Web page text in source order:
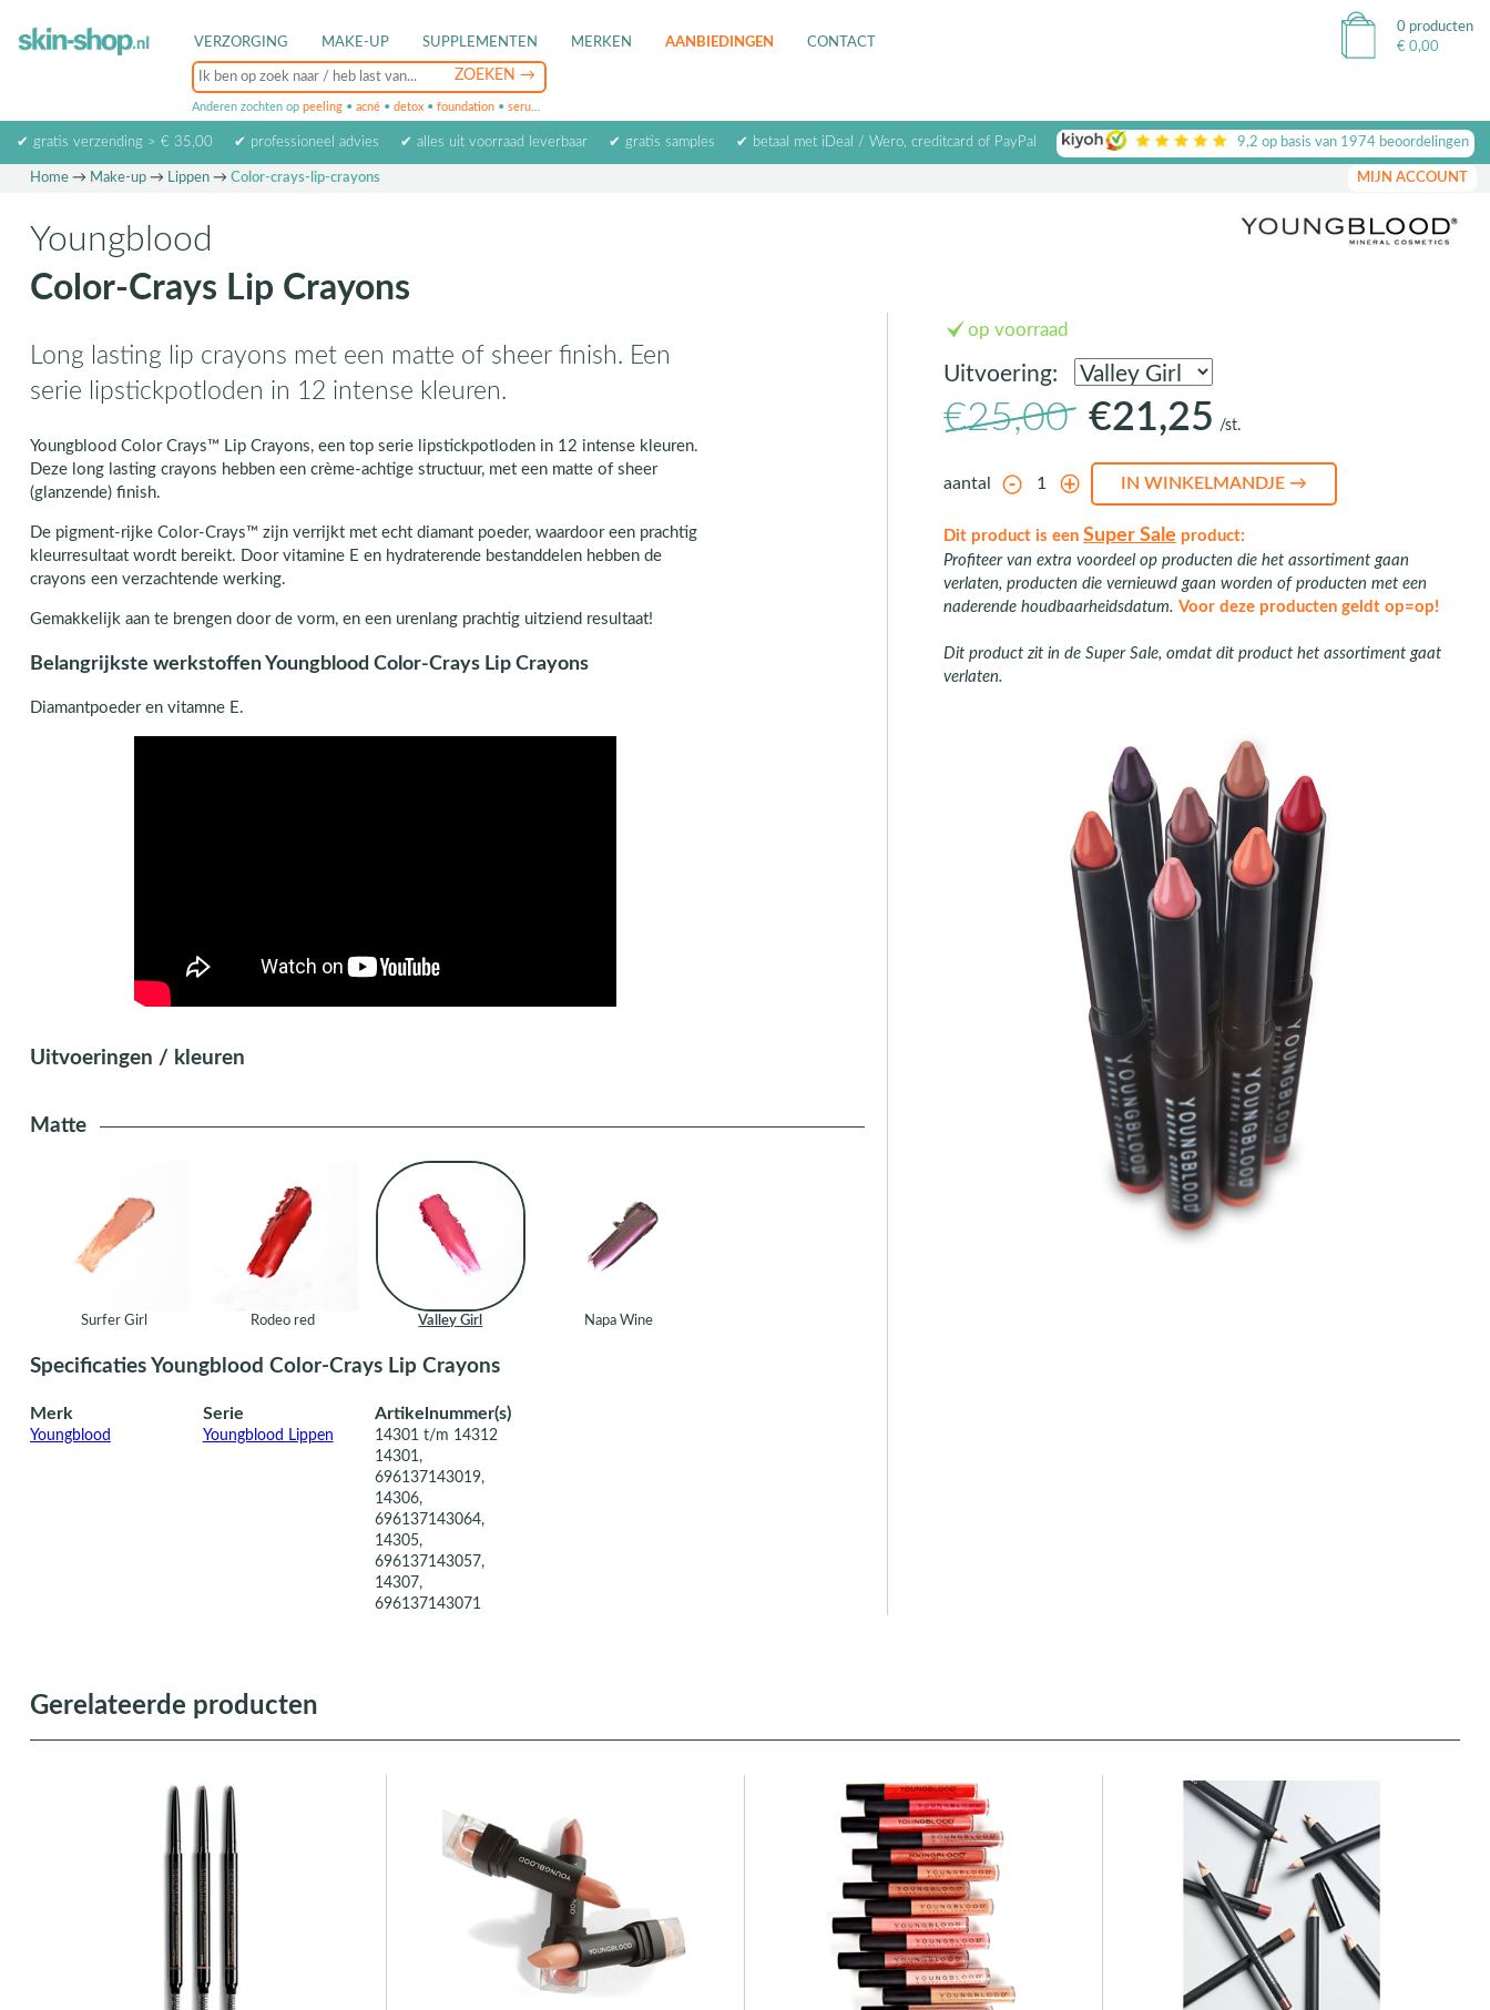
VERZORGING MAKE-UP SUPPLEMENTEN MERKEN AANBIEDINGEN CONTACT
Anderen zochten op peeling • acné • detox • foundation • serum
0 producten
€ 0,00
✔ gratis verzending > € 35,00 ✔ professioneel advies ✔ alles uit voorraad leverbaar ✔ gratis samples ✔ betaal met iDeal / Wero, creditcard of PayPal 9,2 op basis van 1974beoordelingen
MIJN ACCOUNT
Home→ Make-up→ Lippen→ Color-crays-lip-crayons
Youngblood
Color-Crays Lip Crayons
Long lasting lip crayons met een matte of sheer finish. Een
serie lipstickpotloden in 12 intense kleuren.
Youngblood Color Crays™ Lip Crayons, een top serie lipstickpotloden in 12 intense kleuren.
Deze long lasting crayons hebben een crème-achtige structuur, met een matte of sheer
(glanzende) finish.
De pigment-rijke Color-Crays™ zijn verrijkt met echt diamant poeder, waardoor een prachtig
kleurresultaat wordt bereikt. Door vitamine E en hydraterende bestanddelen hebben de
crayons een verzachtende werking.
Gemakkelijk aan te brengen door de vorm, en een urenlang prachtig uitziend resultaat!
Belangrijkste werkstoffen Youngblood Color-Crays Lip Crayons
Diamantpoeder en vitamne E.
Uitvoeringen / kleuren
Matte
Surfer Girl Rodeo red Valley Girl Napa Wine
Specificaties Youngblood Color-Crays Lip Crayons
Merk
Youngblood
Serie
Youngblood Lippen
Artikelnummer(s)
14301 t/m 14312
14301,
696137143019,
14306,
696137143064,
14305,
696137143057,
14307,
696137143071
op voorraad
Uitvoering:
€25,00 €21,25 /st.
aantal
Dit product is eenSuper Sale product:
Profiteer van extra voordeel op producten die het assortiment gaan
verlaten, producten die vernieuwd gaan worden of producten met een
naderende houdbaarheidsdatum. Voor deze producten geldt op=op!
Dit product zit in de Super Sale, omdat dit product het assortiment gaat
verlaten.
Gerelateerde producten